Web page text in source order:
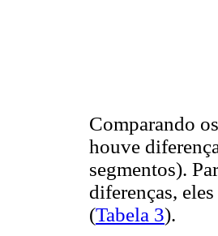
Comparando
houve
segmentos).
diferenças,
(Tabela 3).